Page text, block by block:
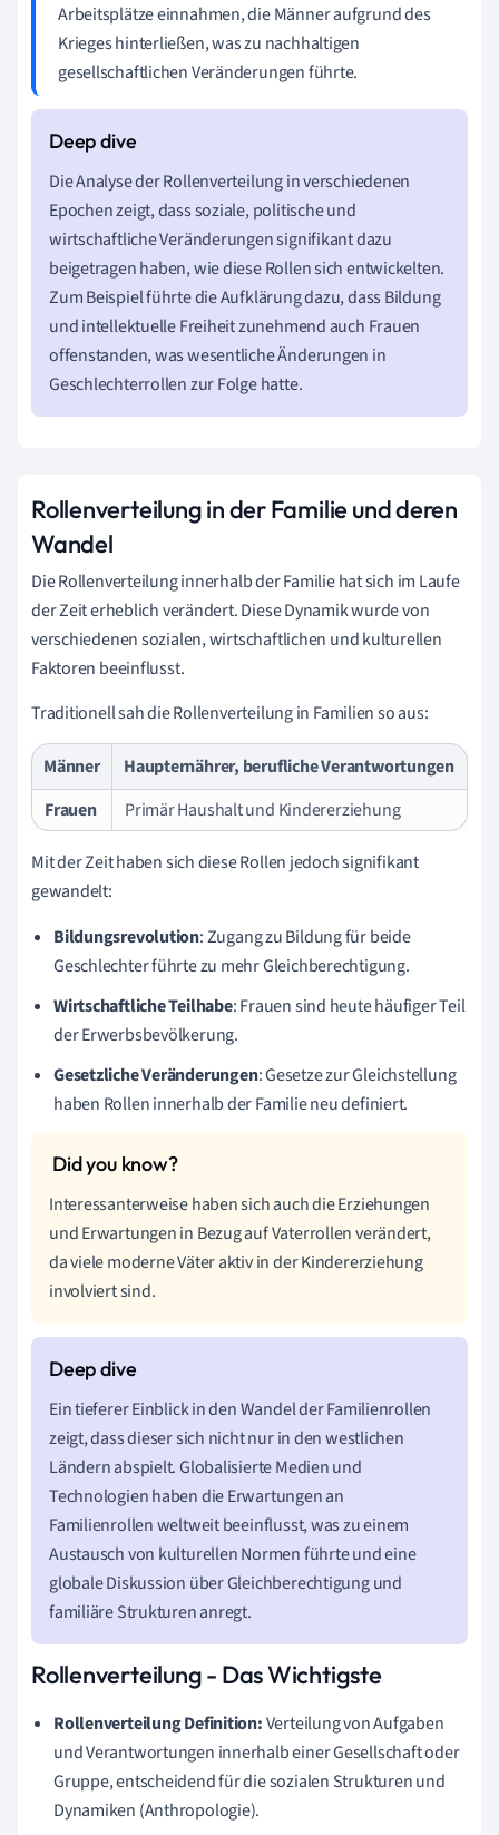
Arbeitsplätze einnahmen, die Männer aufgrund des
Krieges hinterließen, was zu nachhaltigen
gesellschaftlichen Veränderungen führte.
Die Analyse der Rollenverteilung in verschiedenen
Epochen zeigt, dass soziale, politische und
wirtschaftliche Veränderungen signifikant dazu
beigetragen haben, wie diese Rollen sich entwickelten.
Zum Beispiel führte die Aufklärung dazu, dass Bildung
und intellektuelle Freiheit zunehmend auch Frauen
offenstanden, was wesentliche Änderungen in
Geschlechterrollen zur Folge hatte.
Rollenverteilung in der Familie und deren
Wandel
Die Rollenverteilung innerhalb der Familie hat sich im Laufe
der Zeit erheblich verändert. Diese Dynamik wurde von
verschiedenen sozialen, wirtschaftlichen und kulturellen
Faktoren beeinflusst.
Traditionell sah die Rollenverteilung in Familien so aus:
Männer
Haupternährer, berufliche Verantwortungen
Frauen
Primär Haushalt und Kindererziehung
Mit der Zeit haben sich diese Rollen jedoch signifikant
gewandelt:
Bildungsrevolution: Zugang zu Bildung für beide
Geschlechter führte zu mehr Gleichberechtigung.
Wirtschaftliche Teilhabe: Frauen sind heute häufiger Teil
der Erwerbsbevölkerung.
Gesetzliche Veränderungen: Gesetze zur Gleichstellung
haben Rollen innerhalb der Familie neu definiert.
Interessanterweise haben sich auch die Erziehungen
und Erwartungen in Bezug auf Vaterrollen verändert,
da viele moderne Väter aktiv in der Kindererziehung
involviert sind.
Ein tieferer Einblick in den Wandel der Familienrollen
zeigt, dass dieser sich nicht nur in den westlichen
Ländern abspielt. Globalisierte Medien und
Technologien haben die Erwartungen an
Familienrollen weltweit beeinflusst, was zu einem
Austausch von kulturellen Normen führte und eine
globale Diskussion über Gleichberechtigung und
familiäre Strukturen anregt.
Rollenverteilung - Das Wichtigste
Rollenverteilung Definition:Verteilung von Aufgaben
und Verantwortungen innerhalb einer Gesellschaft oder
Gruppe, entscheidend für die sozialen Strukturen und
Dynamiken (Anthropologie).